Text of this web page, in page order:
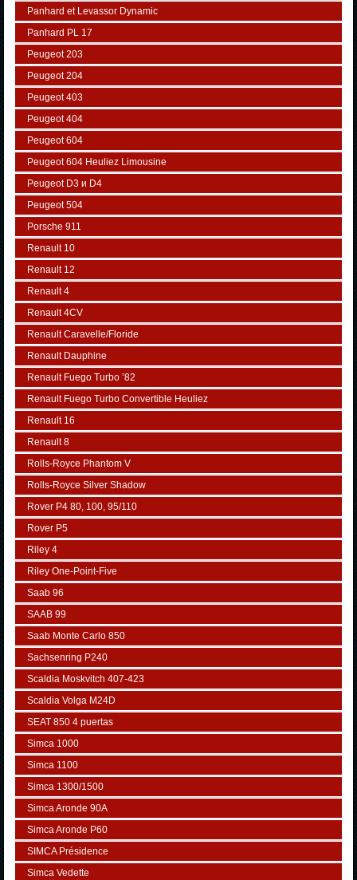
Panhard et Levassor Dynamic
Panhard PL 17
Peugeot 203
Peugeot 204
Peugeot 403
Peugeot 404
Peugeot 604
Peugeot 604 Heuliez Limousine
Peugeot D3 и D4
Peugeot 504
Porsche 911
Renault 10
Renault 12
Renault 4
Renault 4CV
Renault Caravelle/Floride
Renault Dauphine
Renault Fuego Turbo ’82
Renault Fuego Turbo Convertible Heuliez
Renault 16
Renault 8
Rolls-Royce Phantom V
Rolls-Royce Silver Shadow
Rover P4 80, 100, 95/110
Rover P5
Riley 4
Riley One-Point-Five
Saab 96
SAAB 99
Saab Monte Carlo 850
Sachsenring P240
Scaldia Moskvitch 407-423
Scaldia Volga M24D
SEAT 850 4 puertas
Simca 1000
Simca 1100
Simca 1300/1500
Simca Aronde 90A
Simca Aronde P60
SIMCA Présidence
Simca Vedette